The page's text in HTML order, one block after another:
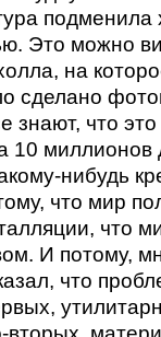
Это можно
на
сделано
что
10 миллионов
нибудь
что мир
что
И потому,
что